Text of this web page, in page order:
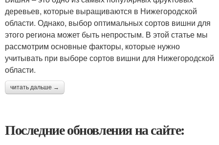
деревьев, которые выращиваются в Нижегородской
области. Однако, выбор оптимальных сортов вишни для
этого региона может быть непростым. В этой статье мы
рассмотрим основные факторы, которые нужно
учитывать при выборе сортов вишни для Нижегородской
области.
читать дальше →
Последние обновления на сайте: